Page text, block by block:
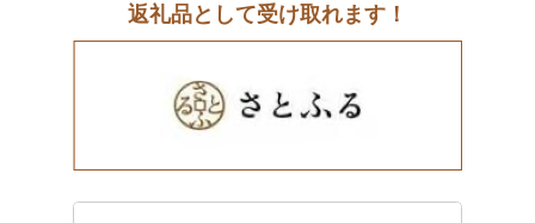
返礼品として受け取れます！